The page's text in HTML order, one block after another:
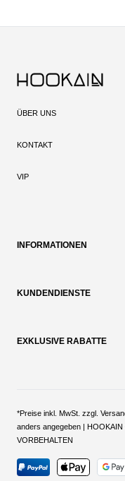
ÜBER UNS
KONTAKT
VIP
INFORMATIONEN
KUNDENDIENSTE
EXKLUSIVE RABATTE
*Preise inkl. MwSt. zzgl.
anders angegeben |
VORBEHALTEN